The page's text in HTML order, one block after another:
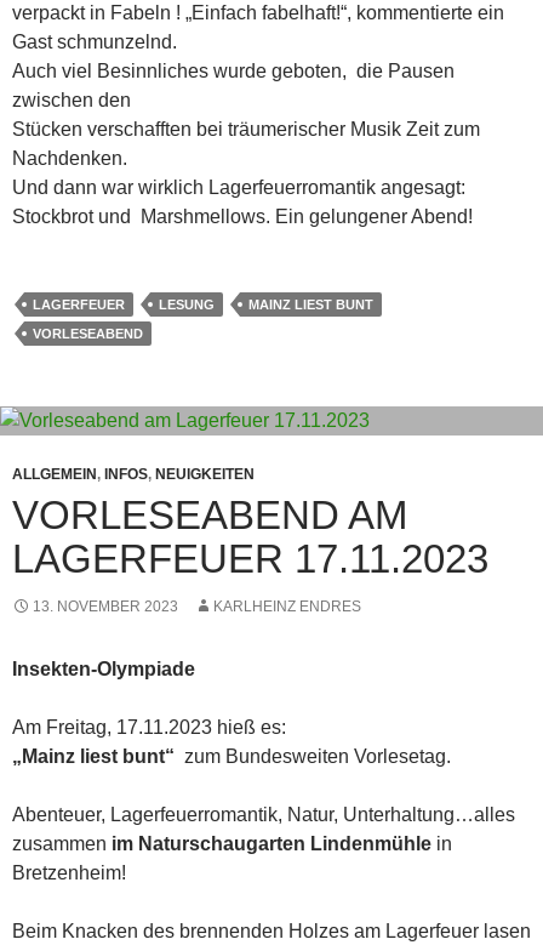
verpackt in Fabeln ! „Einfach fabelhaft!“, kommentierte ein
Gast schmunzelnd.
Auch viel Besinnliches wurde geboten, die Pausen
zwischen den
Stücken verschafften bei träumerischer Musik Zeit zum
Nachdenken.
Und dann war wirklich Lagerfeuerromantik angesagt:
Stockbrot und Marshmellows. Ein gelungener Abend!
LAGERFEUER LESUNG
MAINZ LIEST BUNT
VORLESEABEND
ALLGEMEIN , INFOS, NEUIGKEITEN
VORLESEABEND AM
LAGERFEUER 17.11.2023
13. NOVEMBER 2023 KARLHEINZ ENDRES
Insekten-Olympiade
Am Freitag, 17.11.2023 hieß es:
„Mainz liest bunt“ zum Bundesweiten Vorlesetag.
Abenteuer, Lagerfeuerromantik, Natur, Unterhaltung…alles
zusammen im Naturschaugarten Lindenmühle in
Bretzenheim!
Beim Knacken des brennenden Holzes am Lagerfeuer lasen